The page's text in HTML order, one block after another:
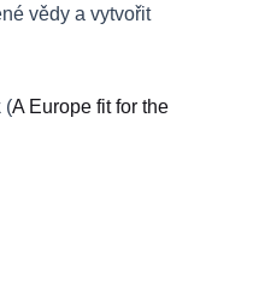
vědy a vytvořit
(A Europe fit for the